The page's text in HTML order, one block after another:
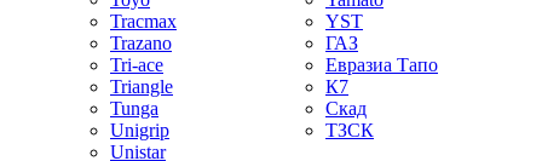
Tracmax
Trazano
Tri-ace
Triangle
Tunga
Unigrip
Unistar
YST
ГАЗ
Евразиа Тапо
К7
Скад
ТЗСК